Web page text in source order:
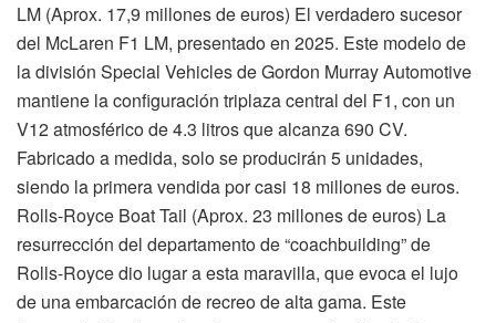
LM (Aprox. 17,9 millones de euros) El verdadero sucesor
del McLaren F1 LM, presentado en 2025. Este modelo de
la división Special Vehicles de Gordon Murray Automotive
mantiene la configuración triplaza central del F1, con un
V12 atmosférico de 4.3 litros que alcanza 690 CV.
Fabricado a medida, solo se producirán 5 unidades,
siendo la primera vendida por casi 18 millones de euros.
Rolls-Royce Boat Tail (Aprox. 23 millones de euros) La
resurrección del departamento de “coachbuilding” de
Rolls-Royce dio lugar a esta maravilla, que evoca el lujo
de una embarcación de recreo de alta gama. Este